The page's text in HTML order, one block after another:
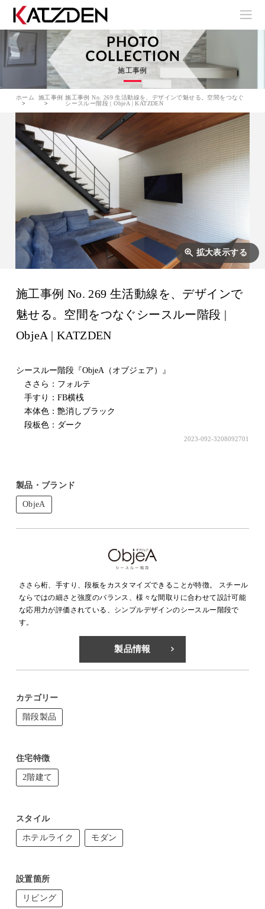
施工事例
ホーム 施工事例 施工事例 No. 269 生活動線を、デザインで魅せる。空間をつなぐ
シースルー階段 | ObjeA | KATZDEN
拡大表示する
施工事例 No. 269 生活動線を、デザインで
魅せる。空間をつなぐシースルー階段 |
ObjeA | KATZDEN
シースルー階段『ObjeA（オブジェア）』
ささら：フォルテ
手すり：FB横桟
本体色：艶消しブラック
段板色：ダーク
2023-092-3208092701
製品・ブランド
ObjeA
ささら桁、手すり、段板をカスタマイズできることが特徴。 スチール
ならではの細さと強度のバランス、様々な間取りに合わせて設計可能
な応用力が評価されている、シンプルデザインのシースルー階段で
す。
製品情報
カテゴリー
階段製品
住宅特徴
2階建て
スタイル
ホテルライク モダン
設置箇所
リビング